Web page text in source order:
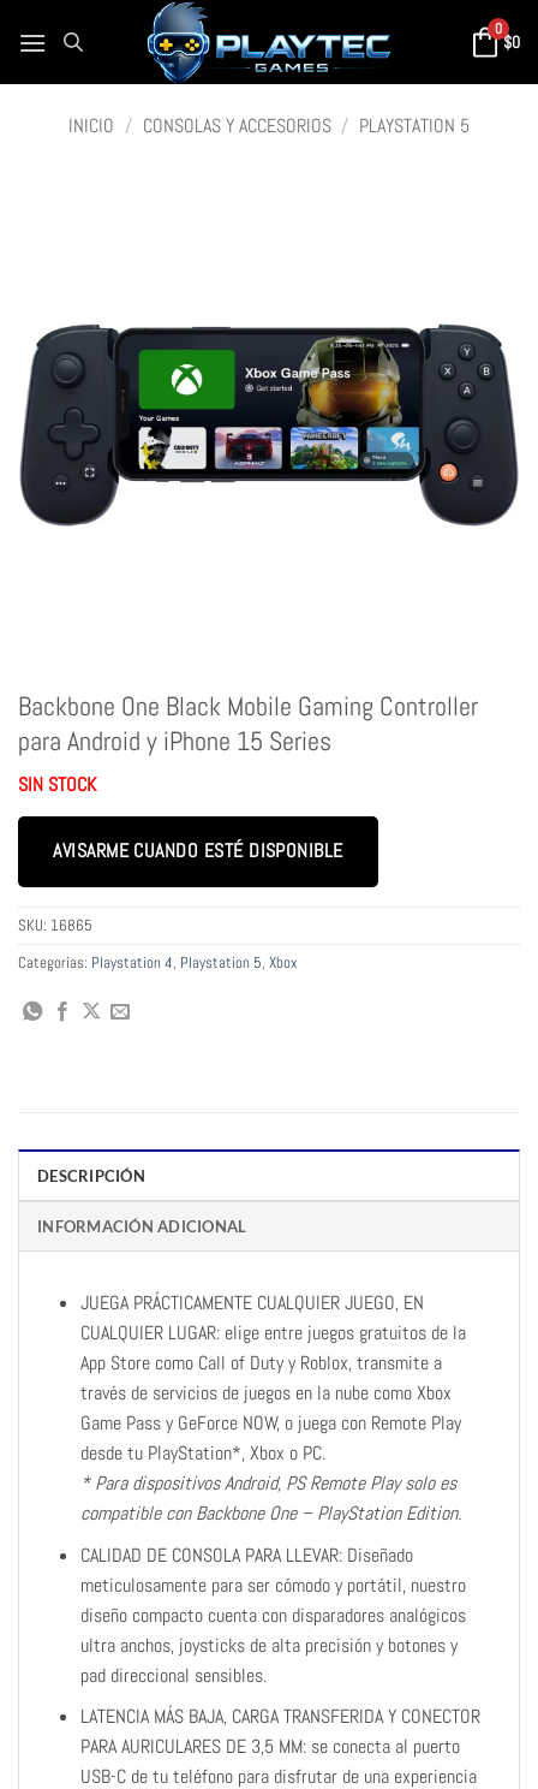
0
$0
INICIO / CONSOLAS Y ACCESORIOS / PLAYSTATION 5
Backbone One Black Mobile Gaming Controller
para Android y iPhone 15 Series
SIN STOCK
AVISARME CUANDO ESTÉ DISPONIBLE
SKU: 16865
Categorías: Playstation 4, Playstation 5, Xbox
DESCRIPCIÓN
INFORMACIÓN ADICIONAL
JUEGA PRÁCTICAMENTE CUALQUIER JUEGO, EN
CUALQUIER LUGAR: elige entre juegos gratuitos de la
App Store como Call of Duty y Roblox, transmite a
través de servicios de juegos en la nube como Xbox
Game Pass y GeForce NOW, o juega con Remote Play
desde tu PlayStation*, Xbox o PC.
* Para dispositivos Android, PS Remote Play solo es
compatible con Backbone One – PlayStation Edition.
CALIDAD DE CONSOLA PARA LLEVAR: Diseñado
meticulosamente para ser cómodo y portátil, nuestro
diseño compacto cuenta con disparadores analógicos
ultra anchos, joysticks de alta precisión y botones y
pad direccional sensibles.
LATENCIA MÁS BAJA, CARGA TRANSFERIDA Y CONECTOR
PARA AURICULARES DE 3,5 MM: se conecta al puerto
USB-C de tu teléfono para disfrutar de una experiencia